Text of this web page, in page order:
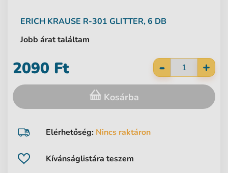
ERICH KRAUSE R-301 GLITTER, 6 DB
Jobb árat találtam
Kívánságlistára teszem
Elérhetőség: Nincs raktáron
- +
2090 Ft
Kosárba